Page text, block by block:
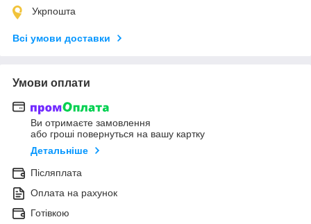
Укрпошта
Всі умови доставки
Умови оплати
Ви отримаєте замовлення
або гроші повернуться на вашу картку
Детальніше
Післяплата
Оплата на рахунок
Готівкою